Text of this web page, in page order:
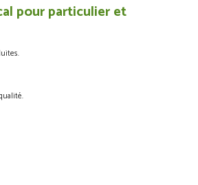
pour particulier et